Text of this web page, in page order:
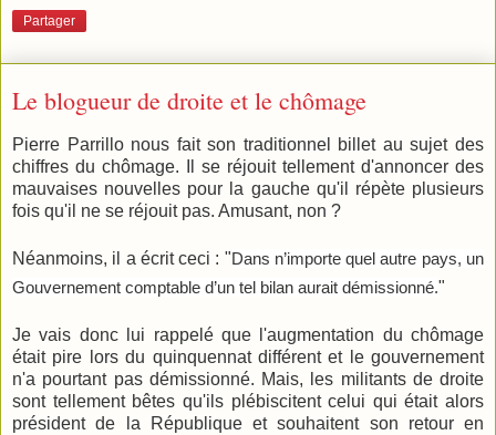
Partager
Le blogueur de droite et le chômage
Pierre Parrillo nous fait son traditionnel billet au sujet des
chiffres du chômage. Il se réjouit tellement d'annoncer des
mauvaises nouvelles pour la gauche qu'il répète plusieurs
fois qu'il ne se réjouit pas. Amusant, non ?
Néanmoins, il a écrit ceci : "Dans n’importe quel autre pays, un
Gouvernement comptable d’un tel bilan aurait démissionné."
Je vais donc lui rappelé que l'augmentation du chômage
était pire lors du quinquennat différent et le gouvernement
n'a pourtant pas démissionné. Mais, les militants de droite
sont tellement bêtes qu'ils plébiscitent celui qui était alors
président de la République et souhaitent son retour en